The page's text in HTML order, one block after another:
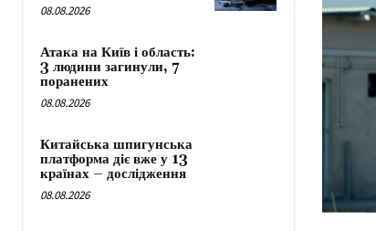
08.08.2026
Атака на Київ і область:
3 людини загинули, 7
поранених
08.08.2026
Китайська шпигунська
платформа діє вже у 13
країнах – дослідження
08.08.2026